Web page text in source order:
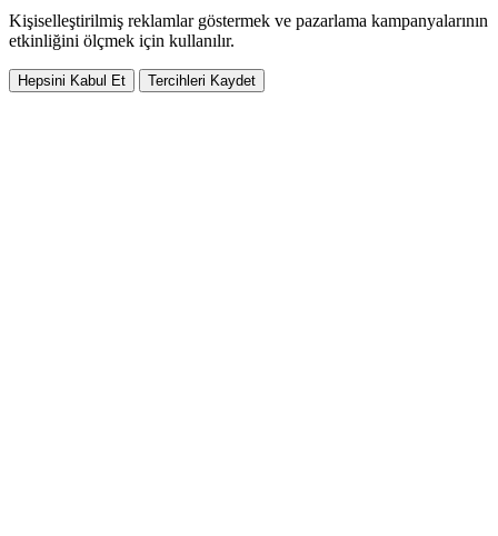
Kişiselleştirilmiş reklamlar göstermek ve pazarlama kampanyalarının
etkinliğini ölçmek için kullanılır.
Hepsini Kabul Et Tercihleri Kaydet